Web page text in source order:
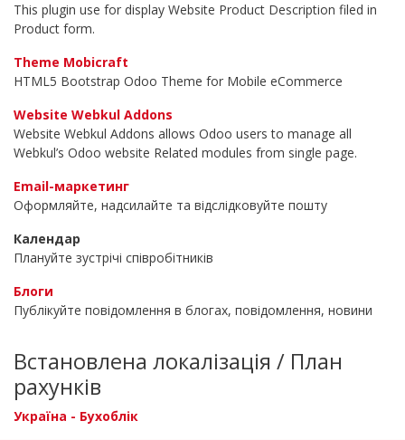
This plugin use for display Website Product Description filed in
Product form.
Theme Mobicraft
HTML5 Bootstrap Odoo Theme for Mobile eCommerce
Website Webkul Addons
Website Webkul Addons allows Odoo users to manage all
Webkul’s Odoo website Related modules from single page.
Email-маркетинг
Оформляйте, надсилайте та відслідковуйте пошту
Календар
Плануйте зустрічі співробітників
Блоги
Публікуйте повідомлення в блогах, повідомлення, новини
Встановлена локалізація / План
рахунків
Україна - Бухоблік